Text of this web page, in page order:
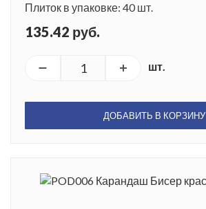
Плиток в упаковке: 40 шт.
135.42 руб.
шт.
ДОБАВИТЬ В КОРЗИНУ